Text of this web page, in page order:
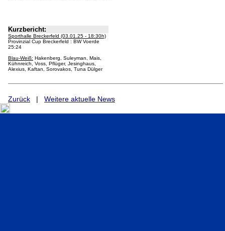
Kurzbericht:
Sporthalle Breckerfeld (03.01.25 - 18:30h)
Provinzial Cup Breckerfeld : BW Voerde
25:24
Blau-Weiß: Hakenberg, Suleyman, Mais,
Kühnreich, Voss, Pflüger, Jesinghaus,
Alexius, Kaftan, Sorovakos, Tuna Dülger
Zurück | Weitere aktuelle News